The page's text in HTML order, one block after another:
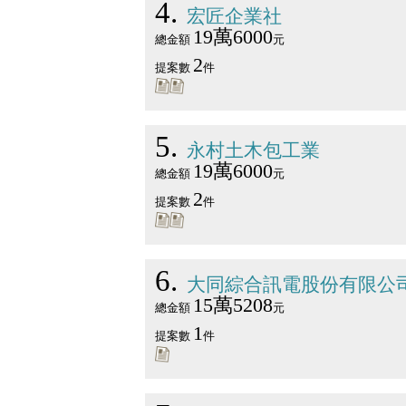
4 宏匠企業社
總金額 19萬6000元
提案數 2件
5 永村土木包工業
總金額 19萬6000元
提案數 2件
6 大同綜合訊電股份有限公
總金額 15萬5208元
提案數 1件